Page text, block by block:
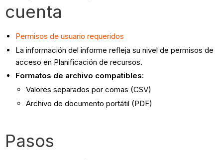
cuenta
Permisos de usuario requeridos
La información del informe refleja su nivel de permisos de
acceso en Planificación de recursos.
Formatos de archivo compatibles:
Valores separados por comas (CSV)
Archivo de documento portátil (PDF)
Pasos